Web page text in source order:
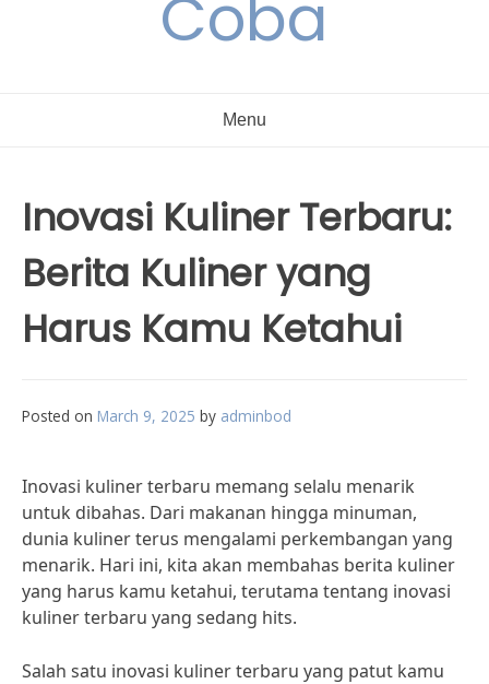
Coba
Menu
Inovasi Kuliner Terbaru:
Berita Kuliner yang
Harus Kamu Ketahui
Posted on March 9, 2025 by adminbod
Inovasi kuliner terbaru memang selalu menarik
untuk dibahas. Dari makanan hingga minuman,
dunia kuliner terus mengalami perkembangan yang
menarik. Hari ini, kita akan membahas berita kuliner
yang harus kamu ketahui, terutama tentang inovasi
kuliner terbaru yang sedang hits.
Salah satu inovasi kuliner terbaru yang patut kamu